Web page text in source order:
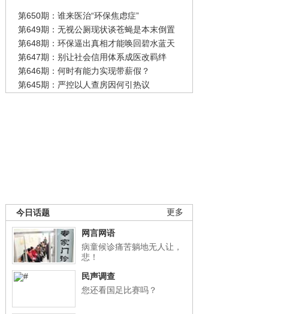
第650期：谁来医治“环保焦虑症”
第649期：无视公厕现状谈苍蝇是本末倒置
第648期：环保逼出真相才能唤回碧水蓝天
第647期：别让社会信用体系成医改羁绊
第646期：何时有能力实现带薪假？
第645期：严控以人查房因何引热议
更多
今日话题
网言网语
病童候诊痛苦躺地无人让，
悲！
民声调查
您还看国足比赛吗？